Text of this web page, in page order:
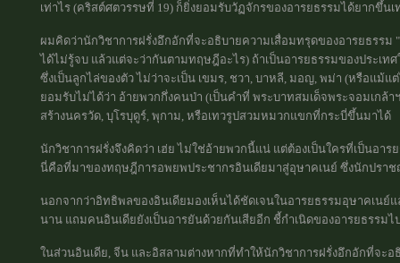
เท่าไร (คริสต์ศตวรรษที่ 19) ก็ยิ่งยอมรับวัฏจักรของอารยธรรมได้ยากขึ้น
ผมคิดว่านักวิชาการฝรั่งอึกอักที่จะอธิบายความเสื่อมทรุดของอารยธรร
ได้ไม่รู้จบ แล้วแต่จะว่ากันตามทฤษฎีอะไร) ถ้าเป็นอารยธรรมของประเท
ซึ่งเป็นลูกไล่ของตัว ไม่ว่าจะเป็น เขมร, ชวา, บาหลี, มอญ, พม่า (หรือแม้แ
ยอมรับไม่ได้ว่า อ้ายพวกกึ่งคนป่า (เป็นคำที่ พระบาทสมเด็จพระจอมเกล้
สร้างนครวัด, บุโรบุดูร์, พุกาม, หรือเทวรูปสวมหมวกแขกที่กระบี่ขึ้นมาได้
นักวิชาการฝรั่งจึงคิดว่า เฮ่ย ไม่ใช่อ้ายพวกนี้แน่ แต่ต้องเป็นใครที่เป็นอา
นี่คือที่มาของทฤษฎีการอพยพประชากรอินเดียมาสู่อุษาคเนย์ ซึ่งนักปรา
นอกจากว่าอิทธิพลของอินเดียมองเห็นได้ชัดเจนในอารยธรรมอุษาคเนย์
นาน แถมคนอินเดียยังเป็นอารยันด้วยกันเสียอีก ชี้กำเนิดของอารยธรรม
ในส่วนอินเดีย, จีน และอิสลามต่างหากที่ทำให้นักวิชาการฝรั่งอึกอักที่จะ